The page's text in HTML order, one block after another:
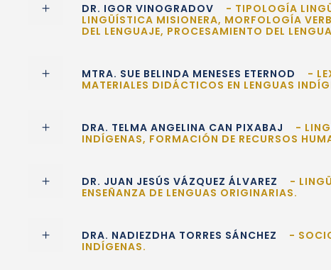
DR. IGOR VINOGRADOV
- TIPOLOGÍA
LINGÜÍSTICA MISIONERA, MORFOLOGÍA
DEL LENGUAJE, PROCESAMIENTO DEL
MTRA. SUE BELINDA MENESES ETERNOD
-
MATERIALES DIDÁCTICOS EN LENGUAS
DRA. TELMA ANGELINA CAN PIXABAJ
-
INDÍGENAS, FORMACIÓN DE RECURSOS
DR. JUAN JESÚS VÁZQUEZ ÁLVAREZ
-
ENSEÑANZA DE LENGUAS ORIGINARIAS.
DRA. NADIEZDHA TORRES SÁNCHEZ
-
INDÍGENAS.